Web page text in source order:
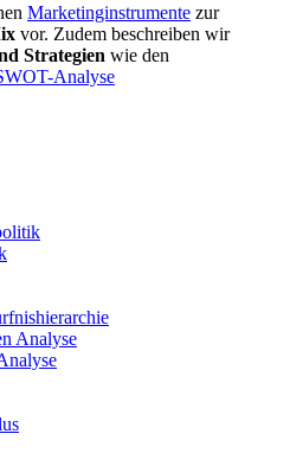
Marketinginstrumente zur
vor. Zudem beschreiben wir
Strategien wie den
Analyse
Analyse